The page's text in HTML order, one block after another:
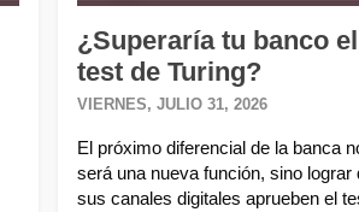
¿Superaría tu banco el
test de Turing?
VIERNES, JULIO 31, 2026
El próximo diferencial de la banca
será una nueva función, sino lograr
sus canales digitales aprueben el